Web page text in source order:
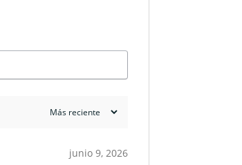
junio 9, 2026